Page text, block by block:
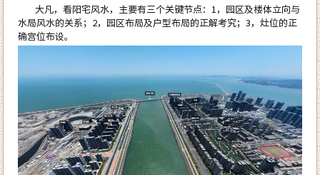
大凡，看阳宅风水，主要有三个关键节点： 1，园区及楼体立向与
水局风水的关系； 2，园区布局及户型布局的正解考究； 3，灶位的正
确宫位布设。